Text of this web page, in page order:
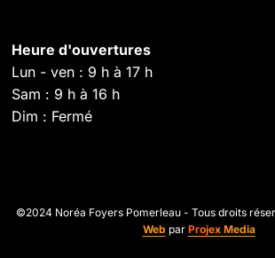
Heure d'ouvertures
Lun - ven : 9 h à 17 h
Sam : 9 h à 16 h
Dim : Fermé
©2024 Noréa Foyers Pomerleau - Tous droits
Web par Projex Media